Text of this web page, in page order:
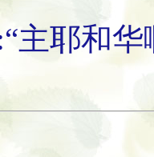
主耶和